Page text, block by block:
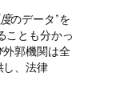
のデータ”を
ことも分かっ
外郭機関は全
し、法律